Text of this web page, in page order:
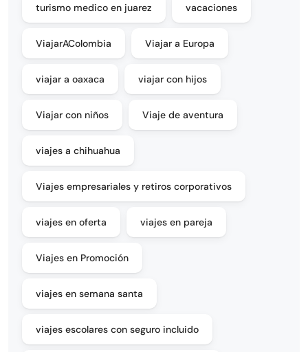
turismo medico en juarez vacaciones
ViajarAColombia Viajar a Europa
viajar a oaxaca viajar con hijos
Viajar con niños Viaje de aventura
viajes a chihuahua
Viajes empresariales y retiros corporativos
viajes en oferta viajes en pareja
Viajes en Promoción
viajes en semana santa
viajes escolares con seguro incluido